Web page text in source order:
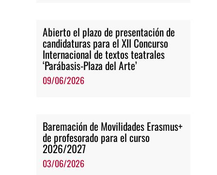
Abierto el plazo de presentación de
candidaturas para el XII Concurso
Internacional de textos teatrales
‘Parábasis-Plaza del Arte’
09/06/2026
Baremación de Movilidades Erasmus+
de profesorado para el curso
2026/2027
03/06/2026